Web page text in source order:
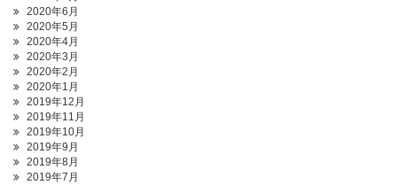
2020年6月
2020年5月
2020年4月
2020年3月
2020年2月
2020年1月
2019年12月
2019年11月
2019年10月
2019年9月
2019年8月
2019年7月